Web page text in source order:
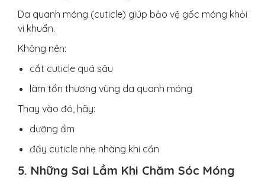
Da quanh móng (cuticle) giúp bảo vệ gốc móng khỏi
vi khuẩn.
Không nên:
cắt cuticle quá sâu
làm tổn thương vùng da quanh móng
Thay vào đó, hãy:
dưỡng ẩm
đẩy cuticle nhẹ nhàng khi cần
5. Những Sai Lầm Khi Chăm Sóc Móng